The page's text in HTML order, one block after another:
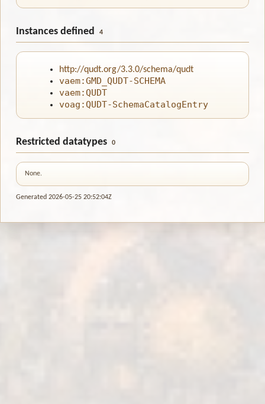
Instances defined 4
http://qudt.org/3.3.0/schema/qudt
vaem:GMD_QUDT-SCHEMA
vaem:QUDT
voag:QUDT-SchemaCatalogEntry
Restricted datatypes 0
None.
Generated 2026-05-25 20:52:04Z